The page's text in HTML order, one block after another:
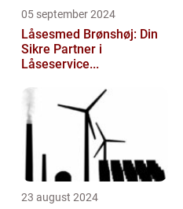
05 september 2024
Låsesmed Brønshøj: Din
Sikre Partner i
Låseservice...
23 august 2024